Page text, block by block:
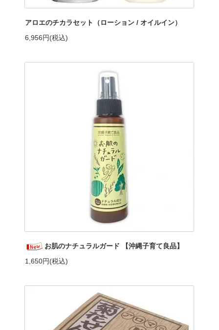
アロエのチカラセット（ローション / オイルイン）
6,956円(税込)
お肌のナチュラルガード 【沖縄子育て良品】
1,650円(税込)